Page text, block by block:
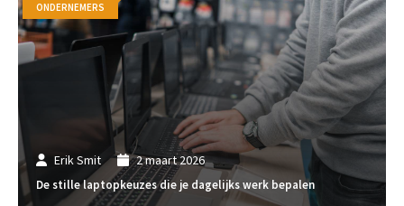
Erik Smit 2 maart 2026
De stille laptopkeuzes die je dagelijks werk bepalen
ONDERNEMERS